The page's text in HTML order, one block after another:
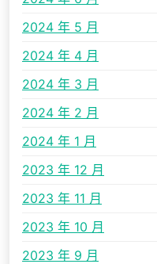
2024 年 5 月
2024 年 4 月
2024 年 3 月
2024 年 2 月
2024 年 1 月
2023 年 12 月
2023 年 11 月
2023 年 10 月
2023 年 9 月